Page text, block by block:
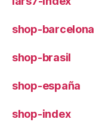
shop-barcelona
shop-brasil
shop-españa
shop-index